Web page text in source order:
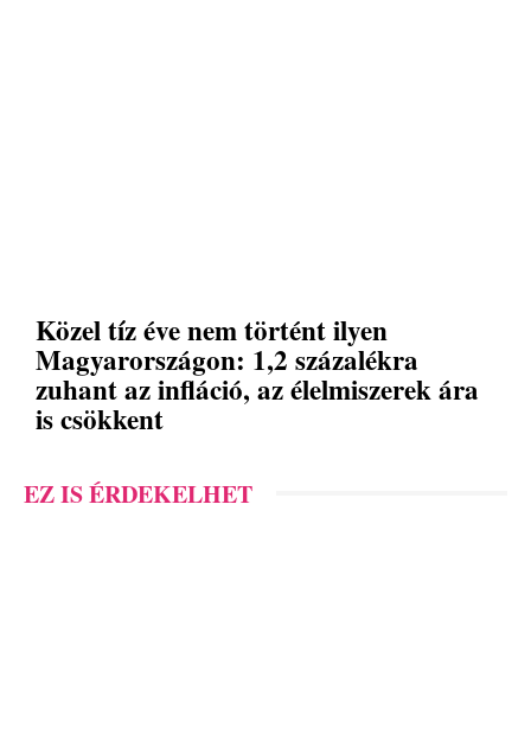
Közel tíz éve nem történt ilyen
Magyarországon: 1,2 százalékra
zuhant az infláció, az élelmiszerek ára
is csökkent
EZ IS ÉRDEKELHET